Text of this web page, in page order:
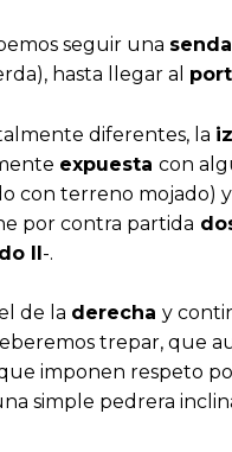
seguir una senda
hasta llegar al
diferentes, la
expuesta con
con terreno mojado)
por contra partida
II-.
de la derecha y
trepar, que
imponen respeto
simple pedrera